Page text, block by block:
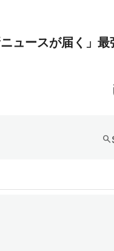
ュースが届く」最
search